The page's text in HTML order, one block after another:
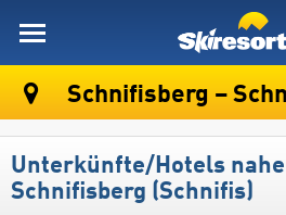
Schnifisberg –
Unterkünfte/Hotels
Schnifisberg (Schnifis)